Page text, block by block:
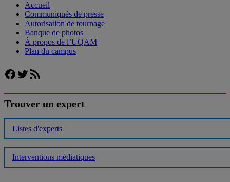
Accueil
Communiqués de presse
Autorisation de tournage
Banque de photos
À propos de l’UQAM
Plan du campus
Facebook
Twitter
Flux RSS
Trouver un expert
Listes d'experts
Interventions médiatiques